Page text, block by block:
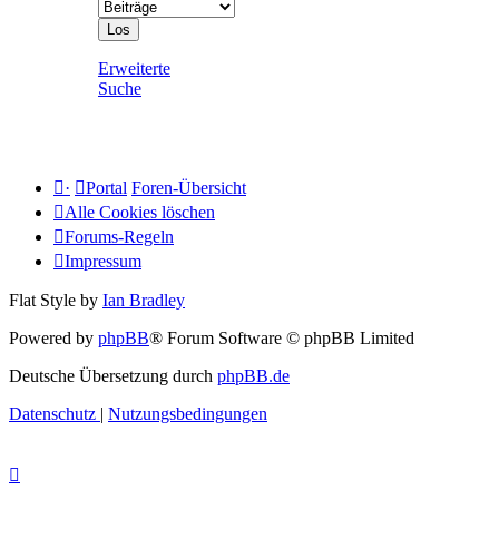
Erweiterte
Suche
· Portal Foren-Übersicht
Alle Cookies löschen
Forums-Regeln
Impressum
Flat Style by Ian Bradley
Powered by phpBB® Forum Software © phpBB Limited
Deutsche Übersetzung durch phpBB.de
Datenschutz | Nutzungsbedingungen